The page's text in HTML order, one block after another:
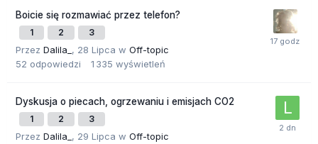
Boicie się rozmawiać przez telefon?
1 2 3
Przez Dalila_ , 28 Lipca w Off-topic
52 odpowiedzi 1 335 wyświetleń
Dyskusja o piecach, ogrzewaniu i emisjach CO2
1 2 3
Przez Dalila_ , 29 Lipca w Off-topic